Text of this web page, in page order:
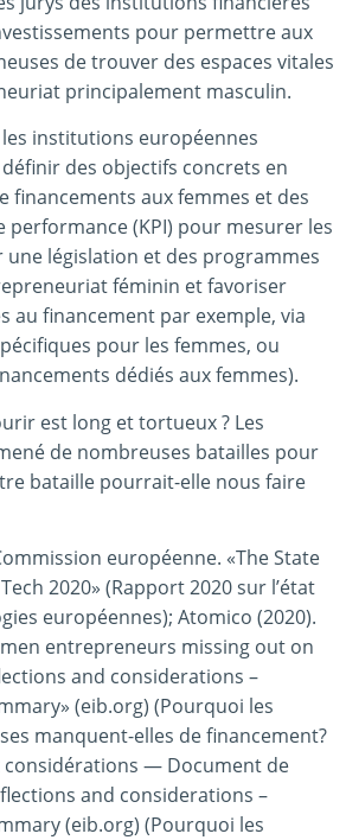
pour permettre aux
de trouver des espaces vitales
principalement masculin.
institutions européennes
des objectifs concrets en
financements aux femmes et des
performance (KPI) pour mesurer les
une législation et des programmes
féminin et favoriser
au financement par exemple, via
pour les femmes, ou
dédiés aux femmes).
est long et tortueux ? Les
de nombreuses batailles pour
bataille pourrait-elle nous faire
européenne. «The State
2020» (Rapport 2020 sur l’état
européennes); Atomico (2020).
entrepreneurs missing out on
and considerations –
(eib.org) (Pourquoi les
manquent-elles de financement?
considérations — Document de
and considerations –
(eib.org) (Pourquoi les